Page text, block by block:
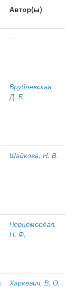
Автор(ы)
-
Врублевская,
Д. Б.
Шайкова, Н. В.
Черномордая,
Н. Ф.
Харкевич, В. О.